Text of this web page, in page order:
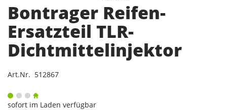
Bontrager Reifen-
Ersatzteil TLR-
Dichtmittelinjektor
Art.Nr. 512867
sofort im Laden verfügbar